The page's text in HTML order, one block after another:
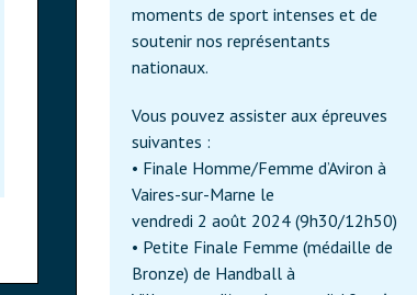
moments de sport intenses et de
soutenir nos représentants
nationaux.
Vous pouvez assister aux épreuves
suivantes :
• Finale Homme/Femme d’Aviron à
Vaires-sur-Marne le
vendredi 2 août 2024 (9h30/12h50)
• Petite Finale Femme (médaille de
Bronze) de Handball à